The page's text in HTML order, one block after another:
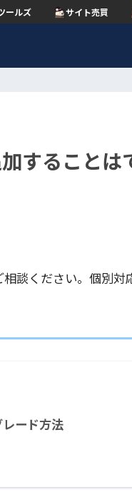
ールズ サイト売買
することは
相談ください。個別対
ード方法